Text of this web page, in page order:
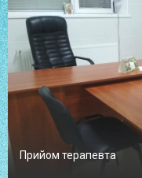
Прийом терапевта